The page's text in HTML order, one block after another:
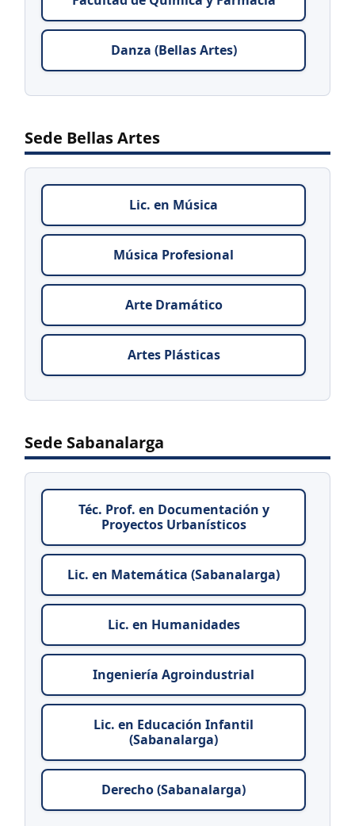
Danza (Bellas Artes)
Sede Bellas Artes
Lic. en Música
Música Profesional
Arte Dramático
Artes Plásticas
Sede Sabanalarga
Téc. Prof. en Documentación y
Proyectos Urbanísticos
Lic. en Matemática (Sabanalarga)
Lic. en Humanidades
Ingeniería Agroindustrial
Lic. en Educación Infantil
(Sabanalarga)
Derecho (Sabanalarga)